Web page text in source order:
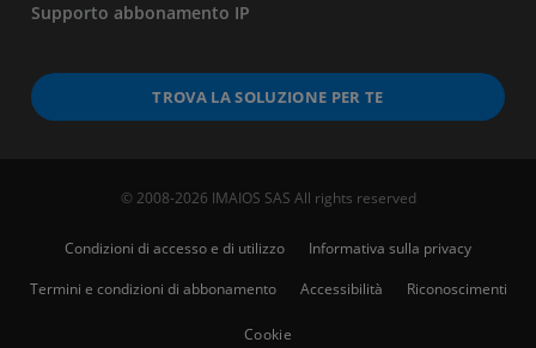
Supporto abbonamento IP
TROVA LA SOLUZIONE PER TE
© 2008-2026 IMAIOS SAS All rights reserved
Condizioni di accesso e di utilizzo
Informativa sulla privacy
Termini e condizioni di abbonamento
Accessibilità Riconoscimenti
Cookie